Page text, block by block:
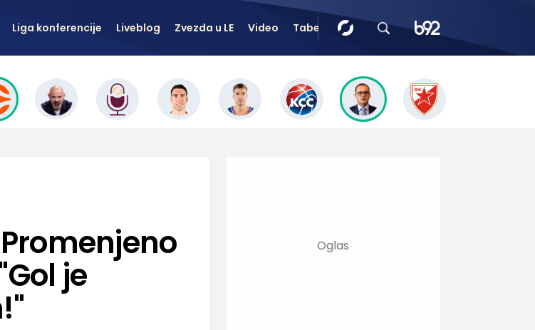
Liga konferencije Liveblog Zvezda u LE Video Tabele Tip
je